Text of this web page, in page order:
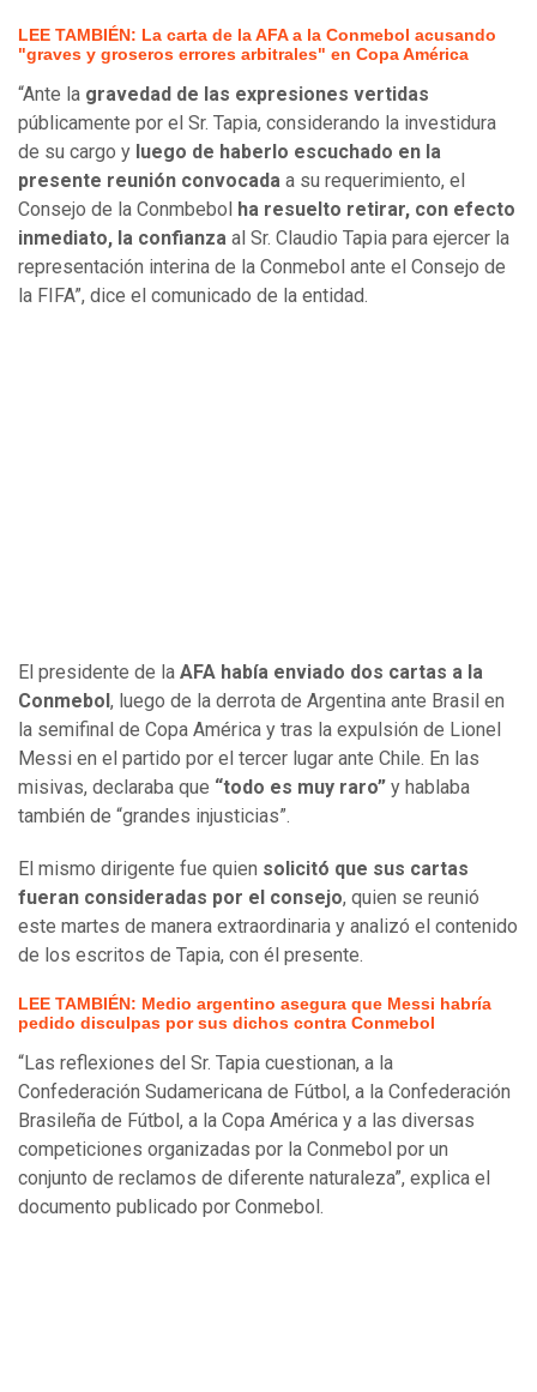
LEE TAMBIÉN: La carta de la AFA a la Conmebol acusando
"graves y groseros errores arbitrales" en Copa América
“Ante la gravedad de las expresiones vertidas
públicamente por el Sr. Tapia, considerando la investidura
de su cargo y luego de haberlo escuchado en la
presente reunión convocada a su requerimiento, el
Consejo de la Conmbebol
ha resuelto retirar, con efecto
inmediato, la confianza al Sr. Claudio Tapia para ejercer la
representación interina de la Conmebol ante el Consejo de
la FIFA”, dice el comunicado de la entidad.
El presidente de la AFA había enviado dos cartas a la
Conmebol , luego de la derrota de Argentina ante Brasil en
la semifinal de Copa América y tras la expulsión de Lionel
Messi en el partido por el tercer lugar ante Chile. En las
misivas, declaraba que “todo es muy raro” y hablaba
también de “grandes injusticias”.
El mismo dirigente fue quien solicitó que sus cartas
fueran consideradas por el consejo, quien se reunió
este martes de manera extraordinaria y analizó el contenido
de los escritos de Tapia, con él presente.
LEE TAMBIÉN: Medio argentino asegura que Messi habría
pedido disculpas por sus dichos contra Conmebol
“Las reflexiones del Sr. Tapia cuestionan, a la
Confederación Sudamericana de Fútbol, a la Confederación
Brasileña de Fútbol, a la Copa América y a las diversas
competiciones organizadas por la Conmebol por un
conjunto de reclamos de diferente naturaleza”, explica el
documento publicado por Conmebol.